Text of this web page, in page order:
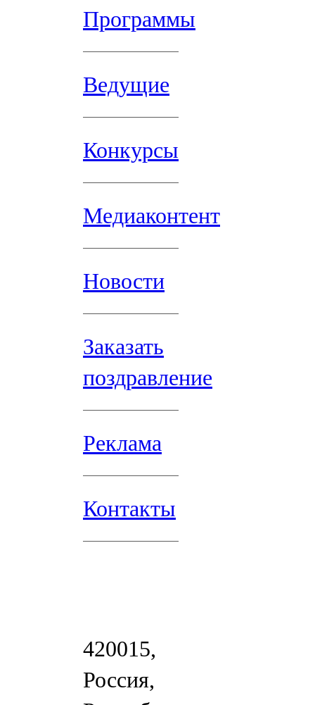
Программы
Ведущие
Конкурсы
Медиаконтент
Новости
Заказать
поздравление
Реклама
Контакты
420015,
Россия,